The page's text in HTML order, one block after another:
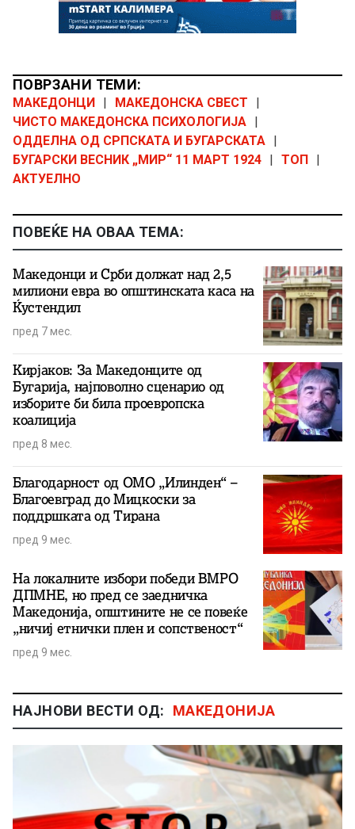
ПОВРЗАНИ ТЕМИ:
МАКЕДОНЦИ МАКЕДОНСКА СВЕСТ
ЧИСТО МАКЕДОНСКА ПСИХОЛОГИЈА
ОДДЕЛНА ОД СРПСКАТА И БУГАРСКАТА
БУГАРСКИ ВЕСНИК „МИР“ 11 МАРТ 1924
ТОП
АКТУЕЛНО
ПОВЕЌЕ НА ОВАА ТЕМА:
Македонци и Срби должат над 2,5
милиони евра во општинската каса на
Ќустендил
пред 7 мес.
Кирјаков: За Македонците од
Бугарија, најповолно сценарио од
изборите би била проевропска
коалиција
пред 8 мес.
Благодарност од ОМО „Илинден“ –
Благоевград до Мицкоски за
поддршката од Тирана
пред 9 мес.
На локалните избори победи ВМРО
ДПМНЕ, но пред се заедничка
Македонија, општините не се повеќе
„ничиј етнички плен и сопственост“
пред 9 мес.
НАЈНОВИ ВЕСТИ ОД: МАКЕДОНИЈА